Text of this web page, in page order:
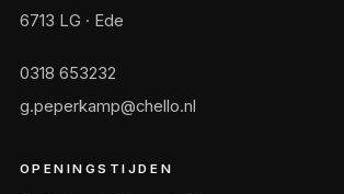
6713 LG · Ede
0318 653232
g.peperkamp@chello.nl
OPENINGSTIJDEN